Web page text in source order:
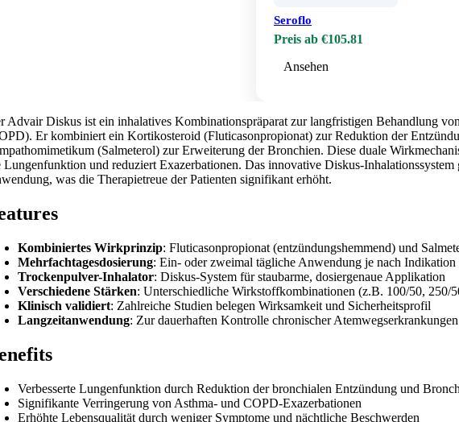
Seroflo
Preis ab €105.81
Ansehen
Advair Diskus ist ein inhalatives Kombinationspräparat zur langfristigen Behandlung
Er kombiniert ein Kortikosteroid (Fluticasonpropionat) zur Reduktion der
(Salmeterol) zur Erweiterung der Bronchien. Diese duale
Lungenfunktion und reduziert Exazerbationen. Das innovative Diskus-
was die Therapietreue der Patienten signifikant erhöht.
Kombiniertes Wirkprinzip: Fluticasonpropionat (entzündungshemmend) und
Mehrfachtagesdosierung: Ein- oder zweimal tägliche Anwendung je nach Indikation
Trockenpulver-Inhalator: Diskus-System für staubarme, dosiergenaue Applikation
Verschiedene Stärken: Unterschiedliche Wirkstoffkombinationen (z.B. 100/50, 250/
Klinisch validiert: Zahlreiche Studien belegen Wirksamkeit und Sicherheitsprofil
Langzeitanwendung: Zur dauerhaften Kontrolle chronischer Atemwegserkrankungen
Verbesserte Lungenfunktion durch Reduktion der bronchialen Entzündung und
Signifikante Verringerung von Asthma- und COPD-Exazerbationen
Erhöhte Lebensqualität durch weniger Symptome und nächtliche Beschwerden